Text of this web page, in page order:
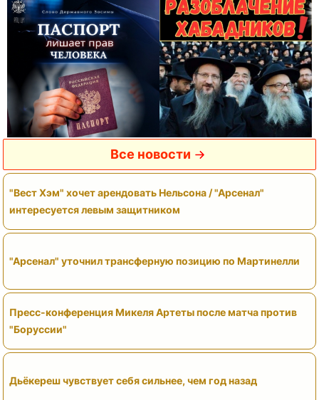
Все новости
"Вест Хэм" хочет арендовать Нельсона / "Арсенал"
интересуется левым защитником
"Арсенал" уточнил трансферную позицию по Мартинелли
Пресс-конференция Микеля Артеты после матча против
"Боруссии"
Дьёкереш чувствует себя сильнее, чем год назад